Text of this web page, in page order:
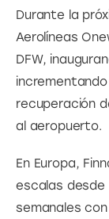
Durante la
Aerolíneas
DFW,
recuperación
al aeropuerto.
En Europa,
escalas desde
semanales